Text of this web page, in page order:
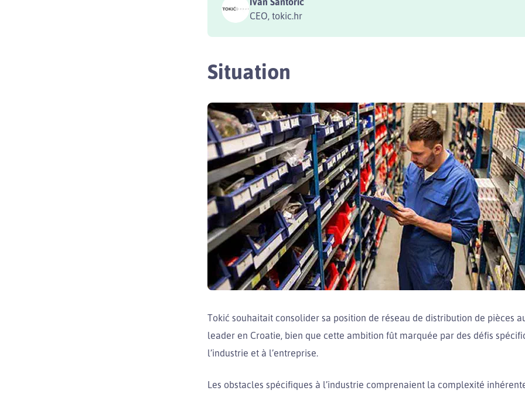
CEO, tokic.hr
Situation
Tokić souhaitait consolider sa position de réseau de distribution de pièces
leader en Croatie, bien que cette ambition fût marquée par des défis
l’industrie et à l’entreprise.
Les obstacles spécifiques à l’industrie comprenaient la complexité